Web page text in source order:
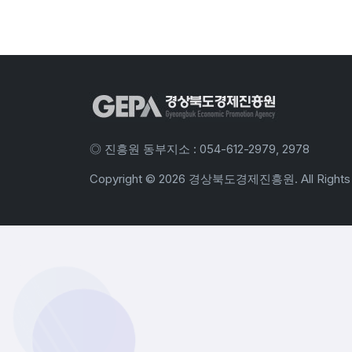
◎ 진흥원 동부지소 : 054-612-2979, 2978
Copyright © 2026 경상북도경제진흥원. All